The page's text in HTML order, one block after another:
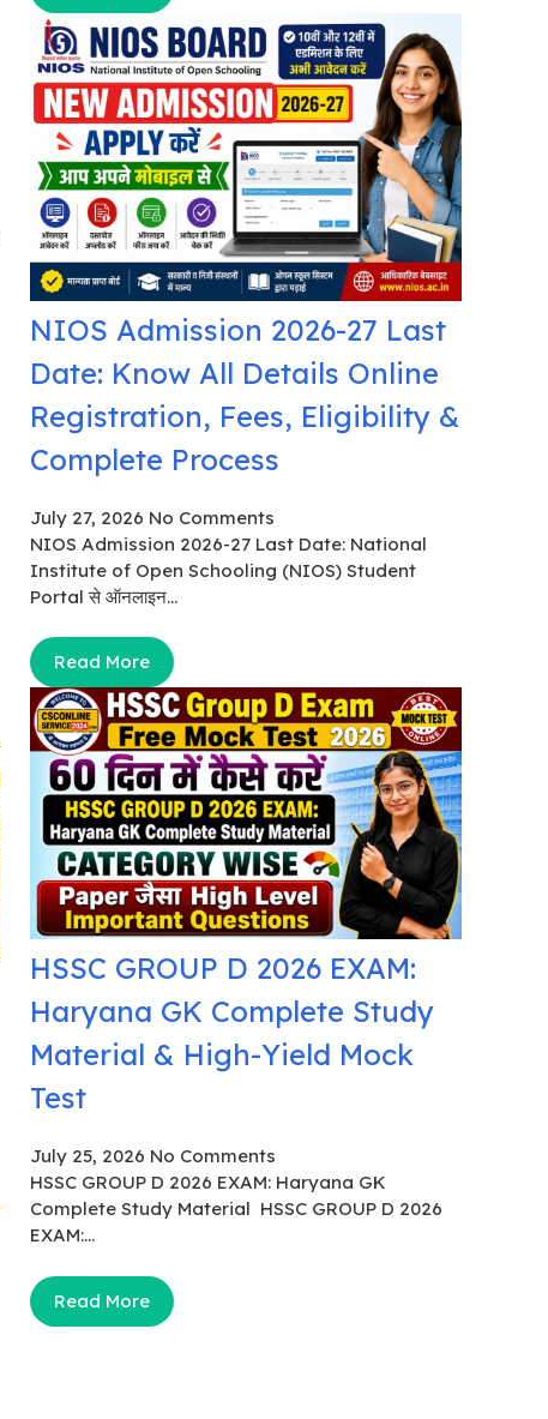
NIOS Admission 2026-27 Last
Date: Know All Details Online
Registration, Fees, Eligibility &
Complete Process
July 27, 2026 No Comments
NIOS Admission 2026-27 Last Date: National
Institute of Open Schooling (NIOS) Student
Portal से ऑनलाइन...
Read More
HSSC GROUP D 2026 EXAM:
Haryana GK Complete Study
Material & High-Yield Mock
Test
July 25, 2026 No Comments
HSSC GROUP D 2026 EXAM: Haryana GK
Complete Study Material HSSC GROUP D 2026
EXAM:...
Read More